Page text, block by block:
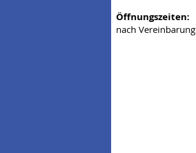
Öffnungszeiten:
nach Vereinbarung